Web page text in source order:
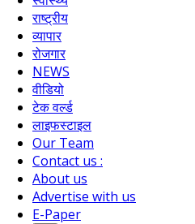
राष्ट्रीय
व्यापार
रोजगार
NEWS
वीडियो
टेक वर्ल्ड
लाइफस्टाइल
Our Team
Contact us :
About us
Advertise with us
E-Paper